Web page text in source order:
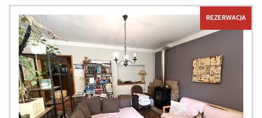
REZERWACJA